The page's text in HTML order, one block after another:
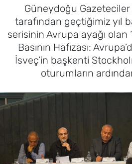
Güneydoğu Gazeteciler
tarafından geçtiğimiz yıl
serisinin Avrupa ayağı olan
Basının Hafızası:
İsveç’in başkenti
oturumların